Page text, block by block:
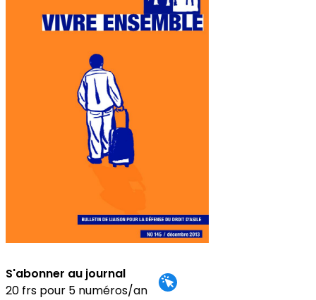
S'abonner au journal
20 frs pour 5 numéros/an